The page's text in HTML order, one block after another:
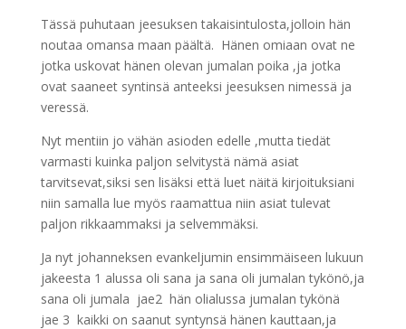
Tässä puhutaan jeesuksen takaisintulosta,jolloin hän
noutaa omansa maan päältä. Hänen omiaan ovat ne
jotka uskovat hänen olevan jumalan poika ,ja jotka
ovat saaneet syntinsä anteeksi jeesuksen nimessä ja
veressä.
Nyt mentiin jo vähän asioden edelle ,mutta tiedät
varmasti kuinka paljon selvitystä nämä asiat
tarvitsevat,siksi sen lisäksi että luet näitä kirjoituksiani
niin samalla lue myös raamattua niin asiat tulevat
paljon rikkaammaksi ja selvemmäksi.
Ja nyt johanneksen evankeljumin ensimmäiseen lukuun
jakeesta 1 alussa oli sana ja sana oli jumalan tykönö,ja
sana oli jumala jae2 hän olialussa jumalan tykönä
jae 3 kaikki on saanut syntynsä hänen kauttaan,ja